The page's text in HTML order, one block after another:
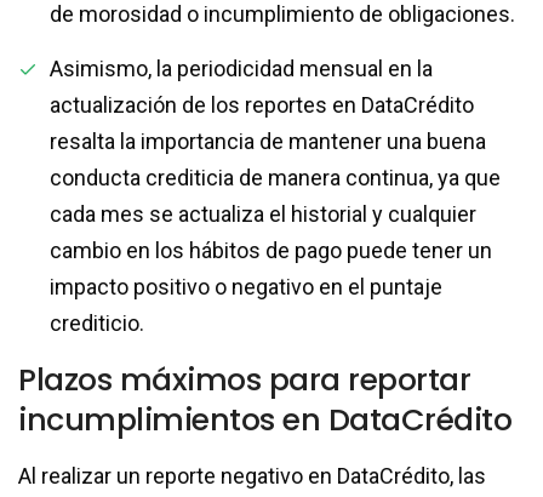
de morosidad o incumplimiento de obligaciones.
Asimismo, la periodicidad mensual en la
actualización de los reportes en DataCrédito
resalta la importancia de mantener una buena
conducta crediticia de manera continua, ya que
cada mes se actualiza el historial y cualquier
cambio en los hábitos de pago puede tener un
impacto positivo o negativo en el puntaje
crediticio.
Plazos máximos para reportar
incumplimientos en DataCrédito
Al realizar un reporte negativo en DataCrédito, las